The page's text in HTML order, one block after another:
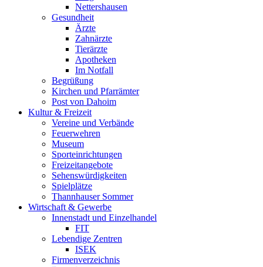
Nettershausen
Gesundheit
Ärzte
Zahnärzte
Tierärzte
Apotheken
Im Notfall
Begrüßung
Kirchen und Pfarrämter
Post von Dahoim
Kultur & Freizeit
Vereine und Verbände
Feuerwehren
Museum
Sporteinrichtungen
Freizeitangebote
Sehenswürdigkeiten
Spielplätze
Thannhauser Sommer
Wirtschaft & Gewerbe
Innenstadt und Einzelhandel
FIT
Lebendige Zentren
ISEK
Firmenverzeichnis